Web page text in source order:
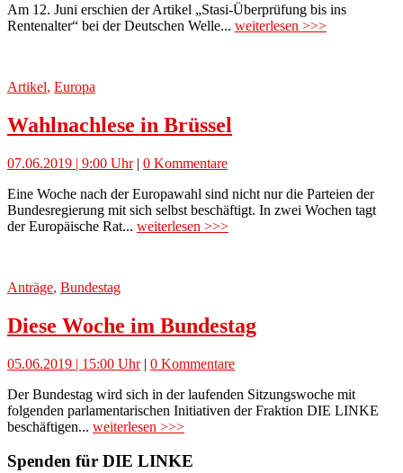
Am 12. Juni erschien der Artikel „Stasi-Überprüfung bis ins
Rentenalter“ bei der Deutschen Welle... weiterlesen >>>
Artikel, Europa
Wahlnachlese in Brüssel
07.06.2019 | 9:00 Uhr| 0 Kommentare
Eine Woche nach der Europawahl sind nicht nur die Parteien der
Bundesregierung mit sich selbst beschäftigt. In zwei Wochen tagt
der Europäische Rat... weiterlesen >>>
Anträge, Bundestag
Diese Woche im Bundestag
05.06.2019 | 15:00 Uhr| 0 Kommentare
Der Bundestag wird sich in der laufenden Sitzungswoche mit
folgenden parlamentarischen Initiativen der Fraktion DIE LINKE
beschäftigen... weiterlesen >>>
Spenden für DIE LINKE